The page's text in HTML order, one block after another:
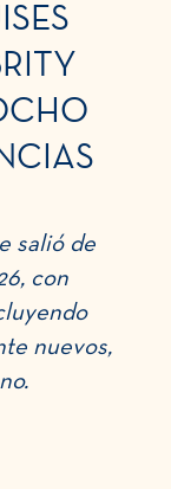
salió de
con
nuevos,